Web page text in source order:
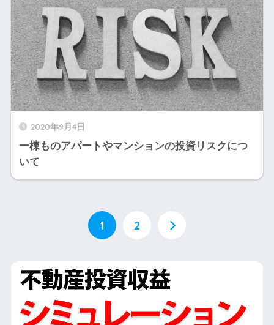
2020年9月4日
一棟ものアパートやマンションの投資リスクにつ
いて
1 2